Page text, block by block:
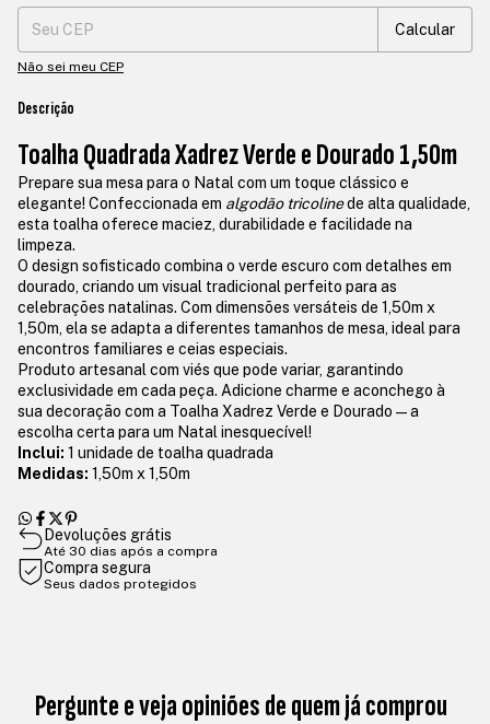
Calcular
Não sei meu CEP
Descrição
Toalha Quadrada Xadrez Verde e Dourado 1,50m
Prepare sua mesa para o Natal com um toque clássico e
elegante! Confeccionada em algodão tricolinede alta qualidade,
esta toalha oferece maciez, durabilidade e facilidade na
limpeza.
O design sofisticado combina o verde escuro com detalhes em
dourado, criando um visual tradicional perfeito para as
celebrações natalinas. Com dimensões versáteis de 1,50m x
1,50m, ela se adapta a diferentes tamanhos de mesa, ideal para
encontros familiares e ceias especiais.
Produto artesanal com viés que pode variar, garantindo
exclusividade em cada peça. Adicione charme e aconchego à
sua decoração com a Toalha Xadrez Verde e Dourado — a
escolha certa para um Natal inesquecível!
Inclui: 1 unidade de toalha quadrada
Medidas: 1,50m x 1,50m
Devoluções grátis
Até 30 dias após a compra
Compra segura
Seus dados protegidos
Pergunte e veja opiniões de quem já comprou